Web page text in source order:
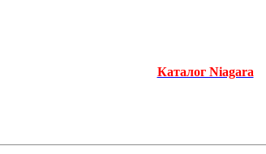
Каталог Niagara